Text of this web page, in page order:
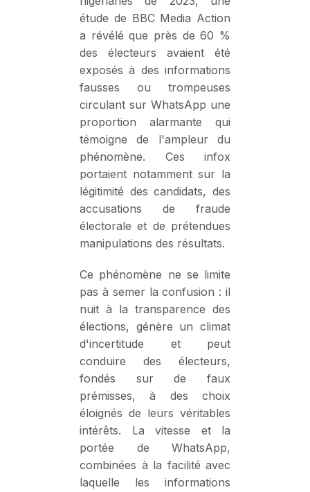
étude de BBC Media Action
a révélé que près de 60 %
des électeurs avaient été
exposés à des informations
fausses ou trompeuses
circulant sur WhatsApp une
proportion alarmante qui
témoigne de l'ampleur du
phénomène. Ces infox
portaient notamment sur la
légitimité des candidats, des
accusations de fraude
électorale et de prétendues
manipulations des résultats.
Ce phénomène ne se limite
pas à semer la confusion : il
nuit à la transparence des
élections, génère un climat
d'incertitude et peut
conduire des électeurs,
fondés sur de faux
prémisses, à des choix
éloignés de leurs véritables
intérêts. La vitesse et la
portée de WhatsApp,
combinées à la facilité avec
laquelle les informations